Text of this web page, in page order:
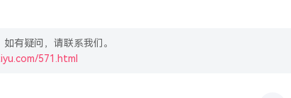
如有疑问，请联系我们。
571.html